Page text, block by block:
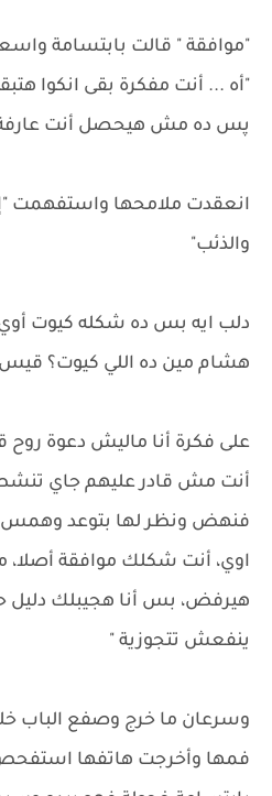
"موافقة " قالت بابتسامة
"أه ... أنت مفكرة بقى انكوا
پس ده مش هيحصل أنت عارفة
انعقدت ملامحها واستفهمت
والذئب"
دلب ايه بس ده شكله كيوت
هشام مين ده اللي كيوت؟
على فكرة أنا ماليش دعوة روح
أنت مش قادر عليهم جاي تنشطر
فنهض ونظر لها بتوعد وهمس
اوي، أنت شكلك موافقة أصلا،
هيرفض، بس أنا هجيبلك دليل
ينفعش تتجوزية "
وسرعان ما خرج وصفع الباب
فمها وأخرجت هاتفها